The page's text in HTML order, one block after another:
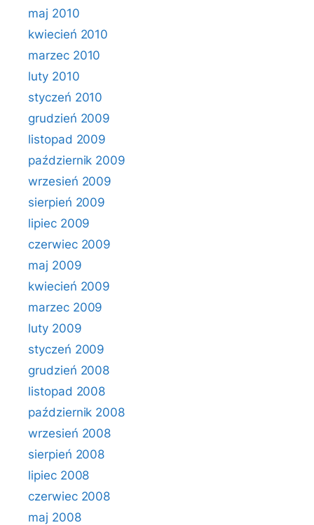
maj 2010
kwiecień 2010
marzec 2010
luty 2010
styczeń 2010
grudzień 2009
listopad 2009
październik 2009
wrzesień 2009
sierpień 2009
lipiec 2009
czerwiec 2009
maj 2009
kwiecień 2009
marzec 2009
luty 2009
styczeń 2009
grudzień 2008
listopad 2008
październik 2008
wrzesień 2008
sierpień 2008
lipiec 2008
czerwiec 2008
maj 2008